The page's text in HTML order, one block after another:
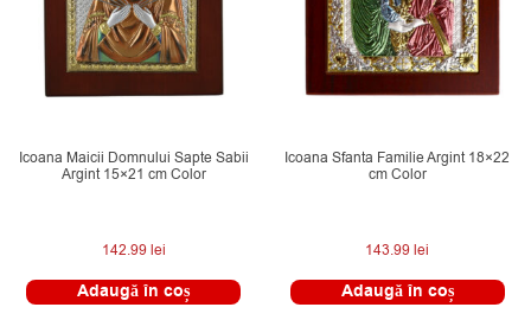
Icoana Maicii Domnului Sapte Sabii
Argint 15×21 cm Color
142.99lei
Adaugă în coș
Icoana Sfanta Familie Argint 18×22
cm Color
143.99lei
Adaugă în coș